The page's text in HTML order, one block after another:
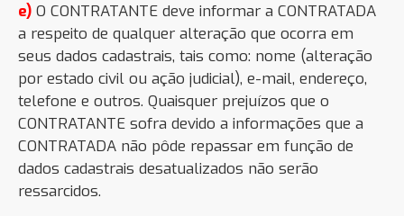
e) O CONTRATANTE deve informar a CONTRATADA
a respeito de qualquer alteração que ocorra em
seus dados cadastrais, tais como: nome (alteração
por estado civil ou ação judicial), e-mail, endereço,
telefone e outros. Quaisquer prejuízos que o
CONTRATANTE sofra devido a informações que a
CONTRATADA não pôde repassar em função de
dados cadastrais desatualizados não serão
ressarcidos.